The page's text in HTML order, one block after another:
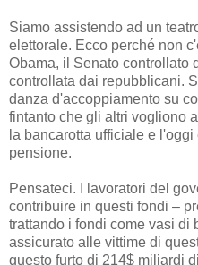
Siamo assistendo ad un
elettorale. Ecco perché non
Obama, il Senato controllato
controllata dai repubblicani.
danza d'accoppiamento su
fintanto che gli altri vogliono
la bancarotta ufficiale e
pensione.
Pensateci. I lavoratori del
contribuire in questi fondi –
trattando i fondi come vasi di
assicurato alle vittime di
questo furto di 214$ miliardi